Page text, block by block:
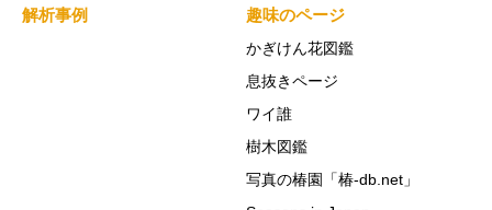
解析事例 趣味のページ
かぎけん花図鑑
息抜きページ
ワイ誰
樹木図鑑
写真の椿園「椿-db.net」